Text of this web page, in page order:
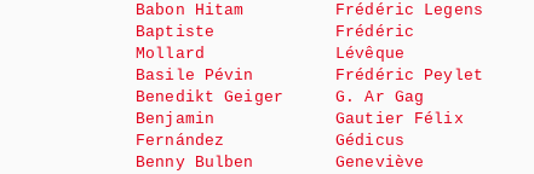
Babon Hitam
Baptiste
Mollard
Basile Pévin
Benedikt Geiger
Benjamin
Fernández
Benny Bulben
Frédéric Legens
Frédéric
Lévêque
Frédéric Peylet
G. Ar Gag
Gautier Félix
Gédicus
Geneviève